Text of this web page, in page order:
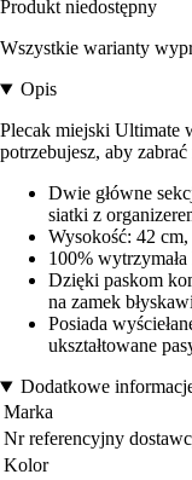
Produkt niedostępny
Wszystkie warianty
Opis
Plecak miejski Ultimate
potrzebujesz, aby
Dwie główne
siatki z
Wysokość: 42
100%
Dzięki paskom
na zamek
Posiada
ukształtowane
Dodatkowe
Marka
Nr referencyjny
Kolor